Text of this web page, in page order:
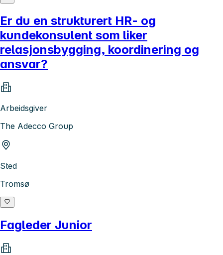
Er du en strukturert HR- og
kundekonsulent som liker
relasjonsbygging, koordinering og
ansvar?
Arbeidsgiver
The Adecco Group
Sted
Tromsø
Fagleder Junior